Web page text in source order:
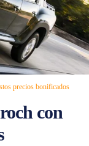
precios bonificados
con